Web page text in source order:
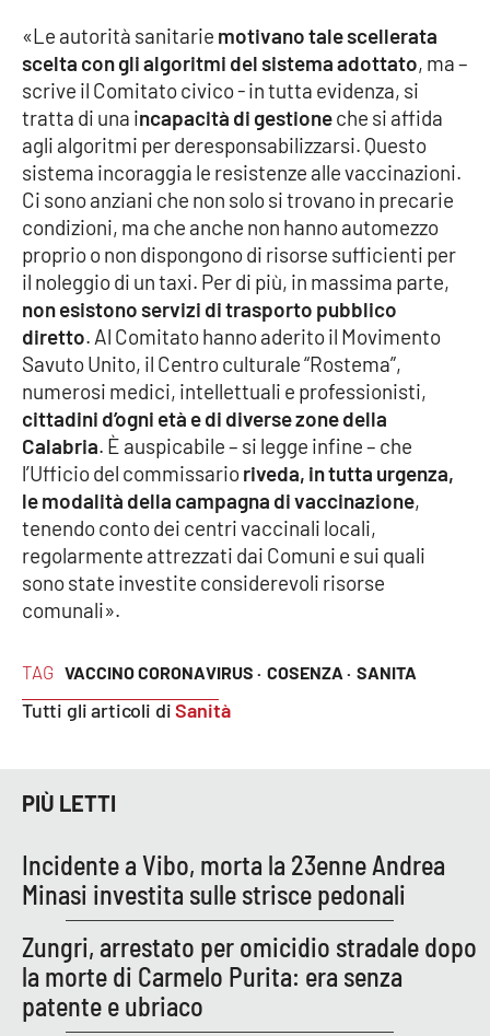
Le perfidie di Antonella Grippo
Venti di comunicazione
STREAMING
LaC TV
LaC Network
LaC OnAir
EDIZIONI
LOCALI
Catanzaro
Crotone
Vibo Valentia
Reggio Calabria
Lamezia Terme
PROGETTI
SPECIALI
Buona Sanità Calabria
LA
CALABRIAVISIONE
TAG VACCINO CORONAVIRUS · COSENZA · SANITA
Tutti gli articoli diSanità
«Le autorità sanitarie motivano tale scellerata
scelta con gli algoritmi del sistema adottato, ma –
scrive il Comitato civico - in tutta evidenza, si
tratta di una incapacità di gestioneche si affida
agli algoritmi per deresponsabilizzarsi. Questo
sistema incoraggia le resistenze alle vaccinazioni.
Ci sono anziani che non solo si trovano in precarie
condizioni, ma che anche non hanno automezzo
proprio o non dispongono di risorse sufficienti per
il noleggio di un taxi. Per di più, in massima parte,
non esistono servizi di trasporto pubblico
diretto. Al Comitato hanno aderito il Movimento
Savuto Unito, il Centro culturale “Rostema”,
numerosi medici, intellettuali e professionisti,
cittadini d’ogni età e di diverse zone della
Calabria. È auspicabile – si legge infine – che
l’Ufficio del commissarioriveda, in tutta urgenza,
le modalità della campagna di vaccinazione,
tenendo conto dei centri vaccinali locali,
regolarmente attrezzati dai Comuni e sui quali
sono state investite considerevoli risorse
comunali».
PIÙ LETTI
Incidente a Vibo, morta la 23enne Andrea
Minasi investita sulle strisce pedonali
Zungri, arrestato per omicidio stradale dopo
la morte di Carmelo Purita: era senza
patente e ubriaco